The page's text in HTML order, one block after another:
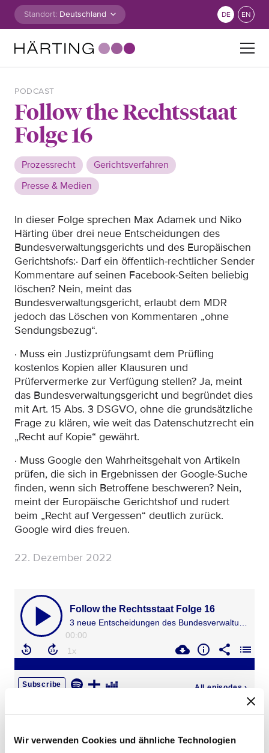
Wir verwenden Cookies und ähnliche Technologien
Zum Inhalt springen
Standort: DE EN
PODCAST
Follow the Rechtsstaat
Folge 16
Prozessrecht
Gerichtsverfahren
Presse & Medien
In dieser Folge sprechen Max Adamek und Niko
Härting über drei neue Entscheidungen des
Bundesverwaltungsgerichts und des Europäischen
Gerichtshofs:· Darf ein öffentlich-rechtlicher Sender
Kommentare auf seinen Facebook-Seiten beliebig
löschen? Nein, meint das
Bundesverwaltungsgericht, erlaubt dem MDR
jedoch das Löschen von Kommentaren „ohne
Sendungsbezug“.
· Muss ein Justizprüfungsamt dem Prüfling
kostenlos Kopien aller Klausuren und
Prüfervermerke zur Verfügung stellen? Ja, meint
das Bundesverwaltungsgericht und begründet dies
mit Art. 15 Abs. 3 DSGVO, ohne die grundsätzliche
Frage zu klären, wie weit das Datenschutzrecht ein
„Recht auf Kopie“ gewährt.
· Muss Google den Wahrheitsgehalt von Artikeln
prüfen, die sich in Ergebnissen der Google-Suche
finden, wenn sich Betroffene beschweren? Nein,
meint der Europäische Gerichtshof und rudert
beim „Recht auf Vergessen“ deutlich zurück.
Google wird dies freuen.
22. Dezember 2022